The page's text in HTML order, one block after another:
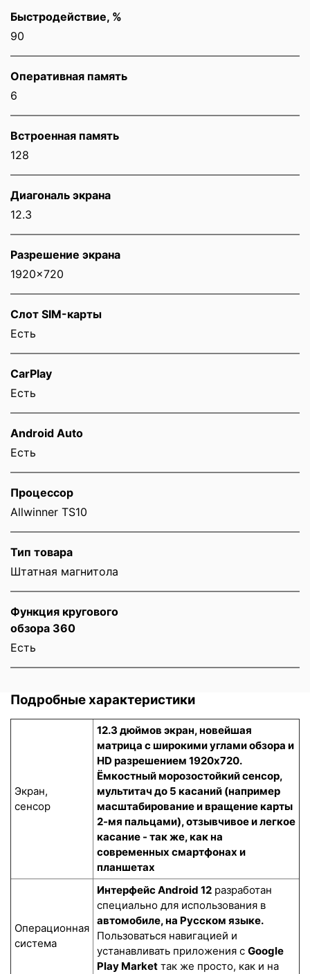
Быстродействие, %
90
Оперативная память
6
Встроенная память
128
Диагональ экрана
12.3
Разрешение экрана
1920x720
Слот SIM-карты
Eсть
CarPlay
Есть
Android Auto
Есть
Процессор
Allwinner TS10
Тип товара
Штатная магнитола
Функция кругового
обзора 360
Есть
Подробные характеристики
Экран,
сенсор
12.3 дюймов экран, новейшая
матрица с широкими углами обзора и
HD разрешением 1920x720.
Ёмкостный морозостойкий сенсор,
мультитач до 5 касаний (например
масштабирование и вращение карты
2-мя пальцами), отзывчивое и легкое
касание - так же, как на
современных смартфонах и
планшетах
Операционная
система
Интерфейс Android 12 разработан
специально для использования в
автомобиле, на Русском языке.
Пользоваться навигацией и
устанавливать приложения с Google
Play Market так же просто, как и на